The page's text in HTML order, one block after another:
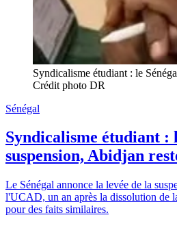
Syndicalisme étudiant : le
Crédit photo DR
Sénégal
Syndicalisme étudiant :
suspension, Abidjan
Le Sénégal annonce la levée de la
l'UCAD, un an après la dissolution de
pour des faits similaires.